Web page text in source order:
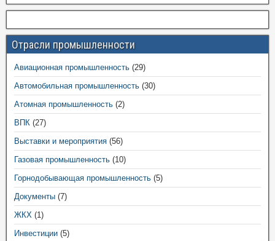
Отрасли промышленности
Авиационная промышленность (29)
Автомобильная промышленность (30)
Атомная промышленность (2)
ВПК (27)
Выставки и мероприятия (56)
Газовая промышленность (10)
Горнодобывающая промышленность (5)
Документы (7)
ЖКХ (1)
Инвестиции (5)